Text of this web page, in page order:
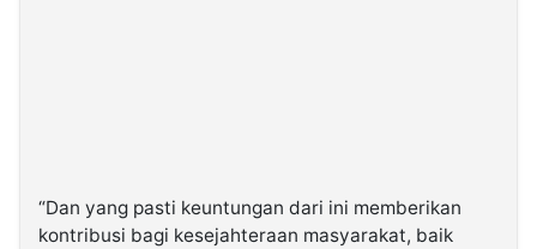
“Dan yang pasti keuntungan dari ini memberikan
kontribusi bagi kesejahteraan masyarakat, baik